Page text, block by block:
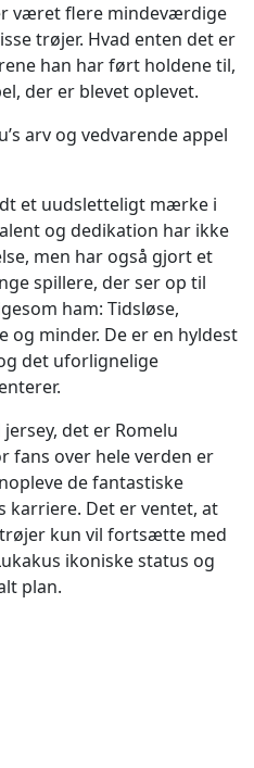
været flere mindeværdige
trøjer. Hvad enten det er
han har ført holdene til,
der er blevet oplevet.
arv og vedvarende appel
et uudsletteligt mærke i
og dedikation har ikke
men har også gjort et
spillere, der ser op til
ham: Tidsløse,
og minder. De er en hyldest
det uforlignelige
det er Romelu
fans over hele verden er
de fantastiske
karriere. Det er ventet, at
kun vil fortsætte med
ikoniske status og
plan.